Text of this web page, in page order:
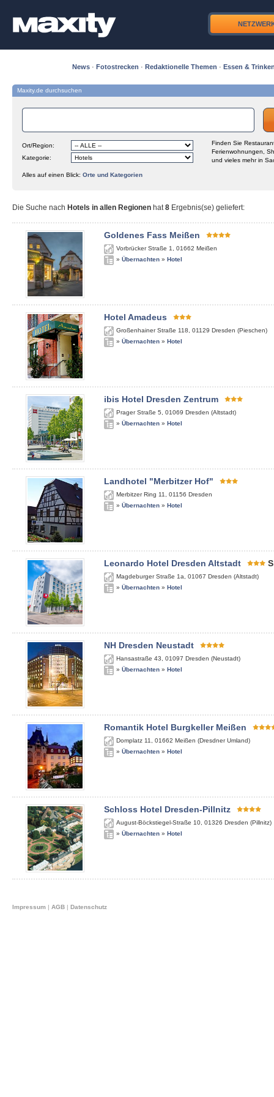
News · Fotostrecken · Redaktionelle Themen · Essen &
Maxity.de durchsuchen
Ort/Region:
Kategorie:
Finden Sie
Ferienwohnungen,
und vieles mehr in
Alles auf einen Blick: Orte und Kategorien
Die Suche nach Hotels in allen Regionen hat8 Ergebnis(se) geliefert:
Goldenes Fass Meißen
Vorbrücker Straße 1 01662 Meißen
» Übernachten » Hotel
Hotel Amadeus
Großenhainer Straße 118 01129 Dresden (Pieschen)
» Übernachten » Hotel
ibis Hotel Dresden Zentrum
Prager Straße 5 01069 Dresden (Altstadt)
» Übernachten » Hotel
Landhotel "Merbitzer Hof"
Merbitzer Ring 11 01156 Dresden
» Übernachten » Hotel
Leonardo Hotel Dresden Altstadt S
Magdeburger Straße 1a 01067 Dresden (Altstadt)
» Übernachten » Hotel
NH Dresden Neustadt
Hansastraße 43 01097 Dresden (Neustadt)
» Übernachten » Hotel
Romantik Hotel Burgkeller Meißen
Domplatz 11 01662 Meißen (Dresdner Umland)
» Übernachten » Hotel
Schloss Hotel Dresden-Pillnitz
August-Böckstiegel-Straße 10 01326 Dresden (Pillnitz)
» Übernachten » Hotel
Impressum | AGB | Datenschutz